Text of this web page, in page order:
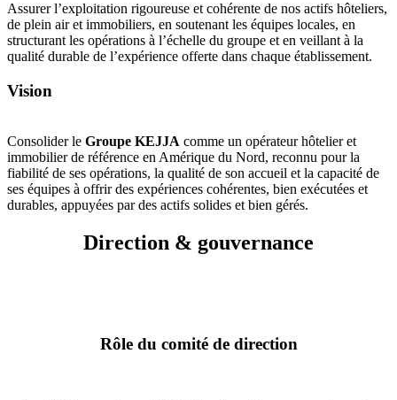
Assurer l’exploitation rigoureuse et cohérente de nos actifs hôteliers,
de plein air et immobiliers, en soutenant les équipes locales, en
structurant les opérations à l’échelle du groupe et en veillant à la
qualité durable de l’expérience offerte dans chaque établissement.
Vision
Consolider le Groupe KEJJA comme un opérateur hôtelier et
immobilier de référence en Amérique du Nord, reconnu pour la
fiabilité de ses opérations, la qualité de son accueil et la capacité de
ses équipes à offrir des expériences cohérentes, bien exécutées et
durables, appuyées par des actifs solides et bien gérés.
Direction & gouvernance
Rôle du comité de direction